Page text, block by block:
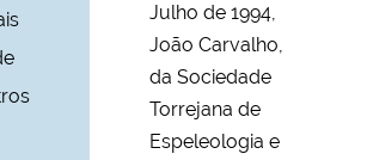
Julho de 1994,
João Carvalho,
da Sociedade
Torrejana de
Espeleologia e